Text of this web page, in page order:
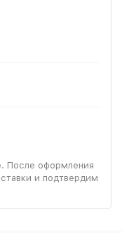
После оформления
и подтвердим